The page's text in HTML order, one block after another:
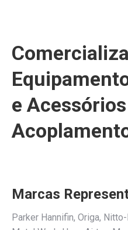
e
Marcas
Parker Hannifin, Origa,